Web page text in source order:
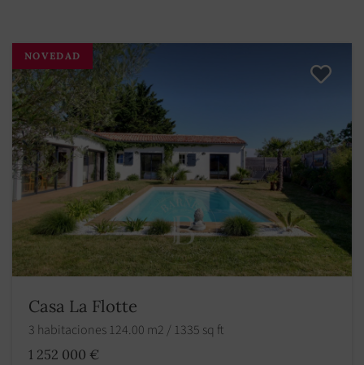
NOVEDAD
Casa La Flotte
3 habitaciones 124.00 m2 / 1335 sq ft
1 252 000 €